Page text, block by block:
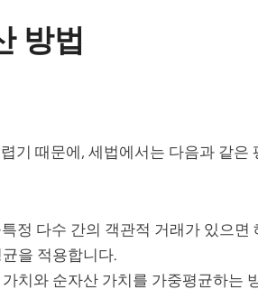
방법
기 때문에, 세법에서는 다음과 같은
정 다수 간의 객관적 거래가 있으면
을 적용합니다.
치와 순자산 가치를 가중평균하는